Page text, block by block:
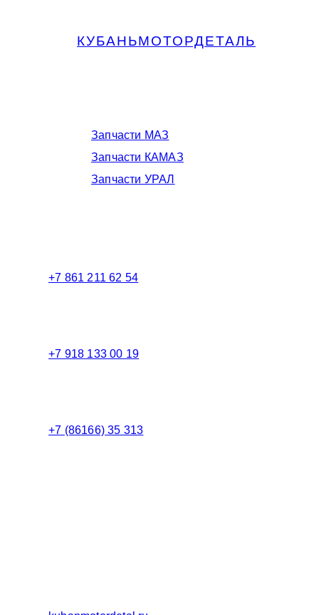
КУБАНЬМОТОРДЕТАЛЬ
Запчасти МАЗ
Запчасти КАМАЗ
Запчасти УРАЛ
+7 861 211 62 54
+7 918 133 00 19
+7 (86166) 35 313